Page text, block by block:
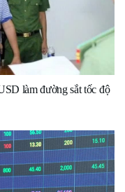
làm đường sắt tốc độ